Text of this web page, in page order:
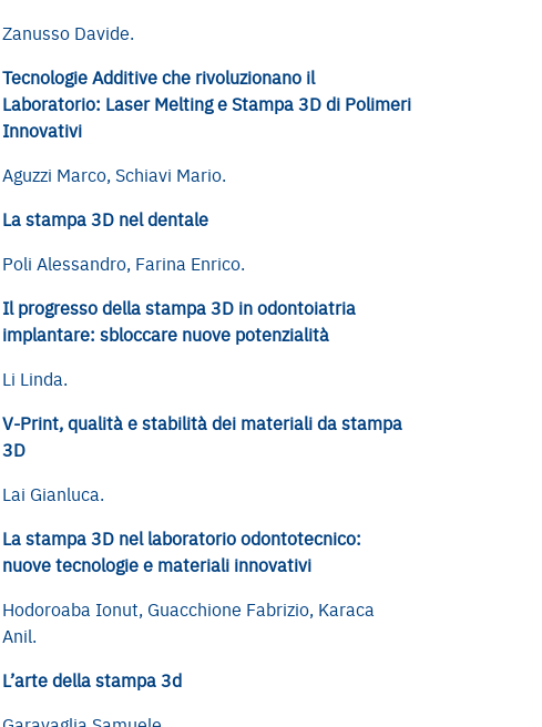
Zanusso Davide.
Tecnologie Additive che rivoluzionano il
Laboratorio: Laser Melting e Stampa 3D di Polimeri
Innovativi
Aguzzi Marco, Schiavi Mario.
La stampa 3D nel dentale
Poli Alessandro, Farina Enrico.
Il progresso della stampa 3D in odontoiatria
implantare: sbloccare nuove potenzialità
Li Linda.
V-Print, qualità e stabilità dei materiali da stampa
3D
Lai Gianluca.
La stampa 3D nel laboratorio odontotecnico:
nuove tecnologie e materiali innovativi
Hodoroaba Ionut, Guacchione Fabrizio, Karaca
Anil.
L’arte della stampa 3d